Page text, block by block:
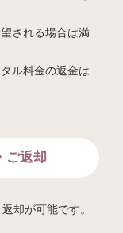
される場合は満
ル料金の返金は
ご返却
却が可能です。